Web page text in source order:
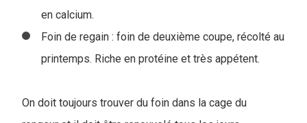
en calcium.
Foin de regain : foin de deuxième coupe, récolté au
printemps. Riche en protéine et très appétent.
On doit toujours trouver du foin dans la cage du